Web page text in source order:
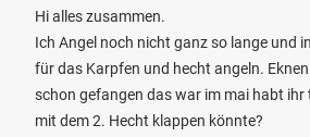
Hi alles zusammen.
Ich Angel noch nicht ganz so lange und
für das Karpfen und hecht angeln.
schon gefangen das war im mai habt ihr
mit dem 2. Hecht klappen könnte?